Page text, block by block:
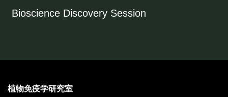
Bioscience Discovery Session
植物免疫学研究室